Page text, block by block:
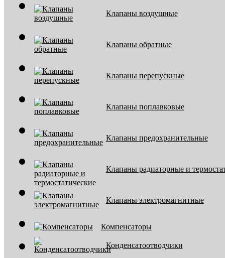
Клапаны воздушные
Клапаны обратные
Клапаны перепускные
Клапаны поплавковые
Клапаны предохранительные
Клапаны радиаторные и
Клапаны электромагнитные
Компенсаторы
Конденсатоотводчики